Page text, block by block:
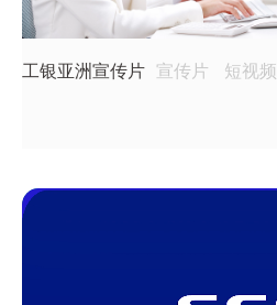
工银亚洲宣传片 宣传片 短视频